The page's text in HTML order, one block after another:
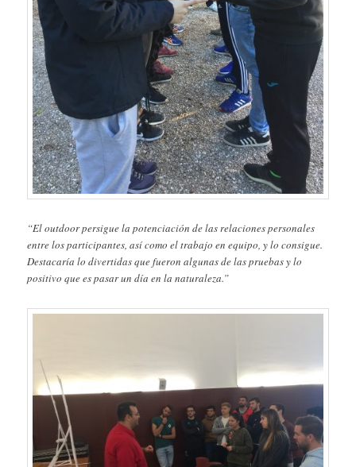
“El outdoor persigue la potenciación de las relaciones personales
entre los participantes, así como el trabajo en equipo, y lo consigue.
Destacaría lo divertidas que fueron algunas de las pruebas y lo
positivo que es pasar un día en la naturaleza.”